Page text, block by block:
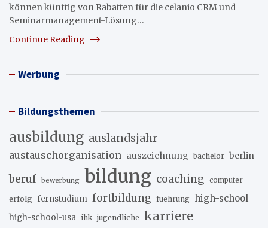
können künftig von Rabatten für die celanio CRM und
Seminarmanagement-Lösung…
Continue Reading
Werbung
Bildungsthemen
ausbildung auslandsjahr
austauschorganisation auszeichnung bachelor berlin
beruf bewerbung bildung coaching computer
erfolg fernstudium fortbildung fuehrung high-school
high-school-usa ihk jugendliche karriere